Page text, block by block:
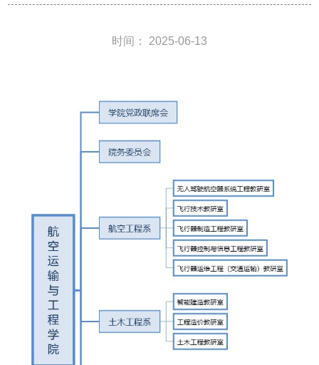
时间： 2025-06-13